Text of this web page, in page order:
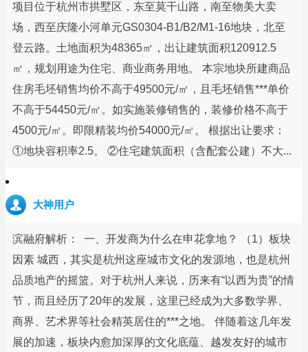
项目位于杭州市拱墅区，东至莫干山路，南至物美大卖
场，西至庆隆小河单元GS0304-B1/B2/M1-16地块，北至
登云路。土地面积为48365㎡，出让建筑面积120912.5
㎡，规划用途为住宅、商业商务用地。 本宗地块所建商品
住房毛坯销售均价不高于49500元/㎡，且毛坯销售***单价
不高于54450元/㎡。如实施装修销售的，装修价格不高于
4500元/㎡。即限精装均价54000元/㎡。 根据出让要求：
①地块容积率2.5。 ②住宅建筑面积（含配套公建）不大...
大神用户
滨融府解析： 一、开发商为什么在申花拿地？ （1）板块
因素 城西，其实是杭州这座城市文化的发源地，也是杭州
品质地产的摇篮。对于杭州人来说，历来有“以西为贵”的情
节，而且经历了20年的发展，这里已经成为大多数学界、
商界、艺术界等社会精英居住的***之地。 伴随着这几年发
展的加速，板块内愈加深厚的文化底蕴、越发友好的城市